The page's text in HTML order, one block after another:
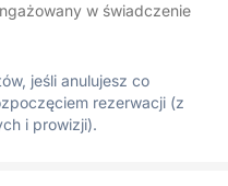
w świadczenie
jeśli anulujesz co
rezerwacji (z
i prowizji).